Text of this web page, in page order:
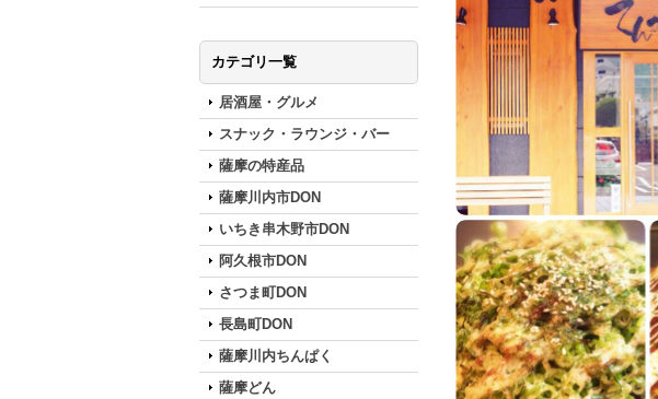
カテゴリ一覧
居酒屋・グルメ
スナック・ラウンジ・バー
薩摩の特産品
薩摩川内市DON
いちき串木野市DON
阿久根市DON
さつま町DON
長島町DON
薩摩川内ちんぱく
薩摩どん